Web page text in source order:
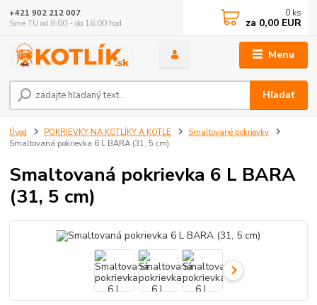
Menu
Hľadať
+421 902 212 007
Sme TU od 8:00 - do 16:00 hod
0 ks
za 0,00 EUR
Úvod POKRIEVKY NA KOTLÍKY A KOTLE
Smaltované pokrievky
Smaltovaná pokrievka 6 L BARA (31, 5 cm)
Smaltovaná pokrievka 6 L BARA
(31, 5 cm)